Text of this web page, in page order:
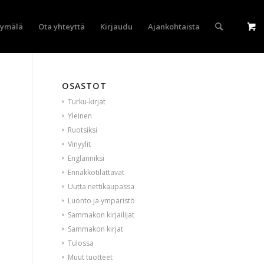
Ota yhteyttä Kirjaudu Ajankohtaista
OSASTOT
Turku-kirjat
Yleinen
Ruotsiksi
Vinyylit
Englanniksi
Ennakkotilattavat
Uutta nettikaupassa
Luonto ja ympäristö
Sammakon kirjailijat
Sammakon kirjat
Tulossa
Muut tuotteet